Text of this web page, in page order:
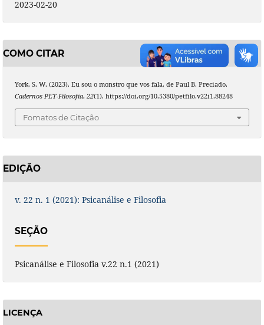
2023-02-20
COMO CITAR
York, S. W. (2023). Eu sou o monstro que vos fala, de Paul B. Preciado.
Cadernos PET-Filosofia, 22(1). https://doi.org/10.5380/petfilo.v22i1.88248
Fomatos de Citação
EDIÇÃO
v. 22 n. 1 (2021): Psicanálise e Filosofia
SEÇÃO
Psicanálise e Filosofia v.22 n.1 (2021)
LICENÇA